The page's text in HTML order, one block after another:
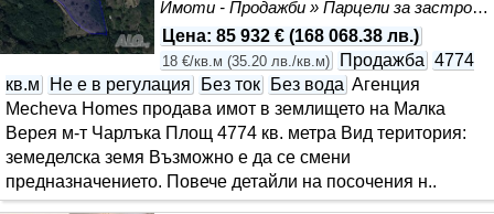
Имоти - Продажби » Парцели за застрояване, Инвестиционни проекти
Цена: 85 932 € (168 068.38 лв.)
18 €/кв.м (35.20 лв./кв.м) Продажба 4774
кв.м
Не е в регулация Без ток Без вода Агенция
Mecheva Homes продава имот в землището на Малка
Верея м-т Чарлъка Площ 4774 кв. метра Вид територия:
земеделска земя Възможно е да се смени
предназначението. Повече детайли на посочения н..